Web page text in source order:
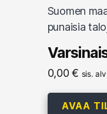
0,00€ sis. alv
AVAA